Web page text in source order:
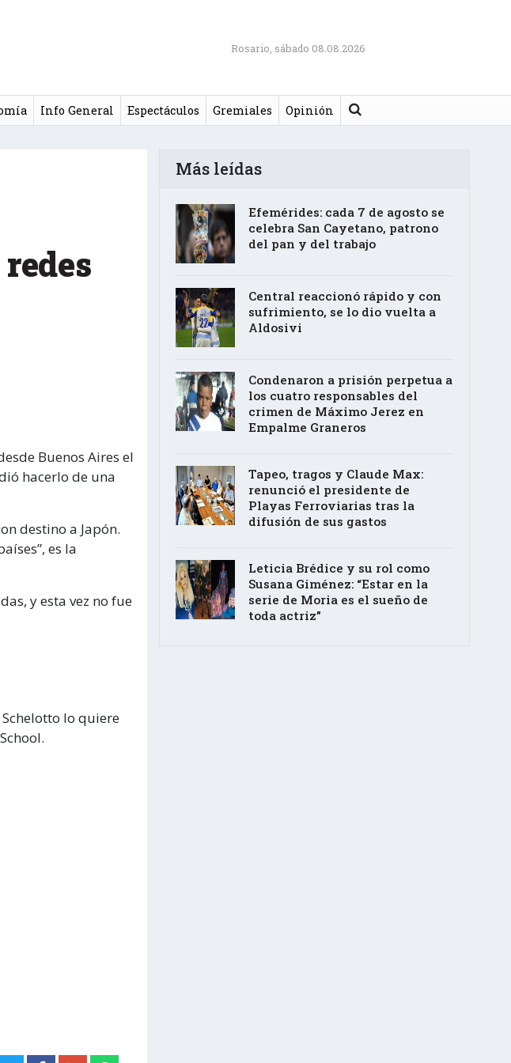
Rosario, sábado 08.08.2026
Info General Espectáculos Gremiales Opinión Buscar
Buenos Aires el
hacerlo de una
destino a Japón.
es la
y esta vez no fue
Schelotto lo quiere
Más leídas
Efemérides: cada 7 de agosto se
celebra San Cayetano, patrono
del pan y del trabajo
Central reaccionó rápido y con
sufrimiento, se lo dio vuelta a
Aldosivi
Condenaron a prisión perpetua a
los cuatro responsables del
crimen de Máximo Jerez en
Empalme Graneros
Tapeo, tragos y Claude Max:
renunció el presidente de
Playas Ferroviarias tras la
difusión de sus gastos
Leticia Brédice y su rol como
Susana Giménez: “Estar en la
serie de Moria es el sueño de
toda actriz”